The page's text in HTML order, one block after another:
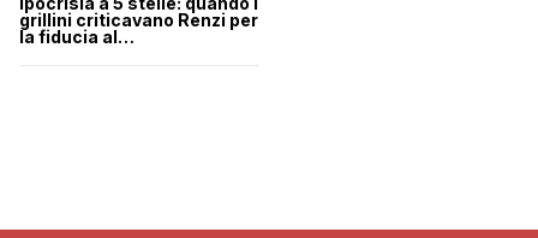
grillini criticavano Renzi per
la fiducia al